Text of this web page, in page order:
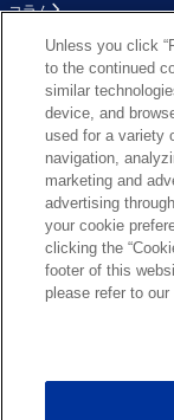
コラム
More NFL
Unless you click
to the continued
similar
device, and
used for a variety
navigation,
marketing and
advertising
your cookie
clicking the
footer of this
please refer to our